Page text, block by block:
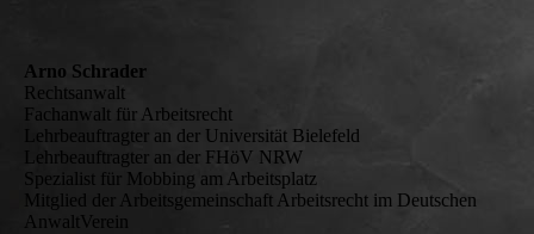
Arno Schrader
Rechtsanwalt
Fachanwalt für Arbeitsrecht
Lehrbeauftragter an der Universität Bielefeld
Lehrbeauftragter an der FHöV NRW
Spezialist für Mobbing am Arbeitsplatz
Mitglied der Arbeitsgemeinschaft Arbeitsrecht im Deutschen
AnwaltVerein